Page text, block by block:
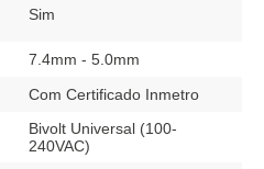
Sim
7.4mm - 5.0mm
Com Certificado Inmetro
Bivolt Universal (100-
240VAC)